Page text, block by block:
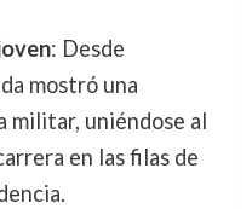
: Desde
mostró una
militar, uniéndose al
en las filas de